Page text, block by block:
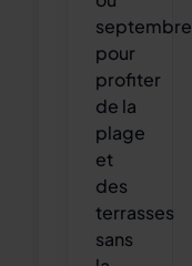
septembre
pour
profiter
de la
plage
et
des
terrasses
sans